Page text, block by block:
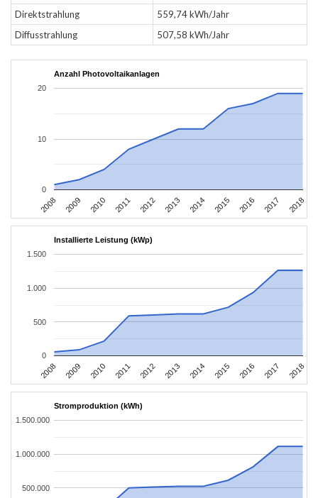
Direktstrahlung
559,74 kWh/Jahr
Diffusstrahlung
507,58 kWh/Jahr
Anzahl Photovoltaikanlagen
2008 2009 2010 2011 2012 2013 2014 2015 2016 2017 2018
0
10
20
Installierte Leistung (kWp)
2008 2009 2010 2011 2012 2013 2014 2015 2016 2017 2018
0
500
1.000
1.500
Stromproduktion (kWh)
500.000
1.000.000
1.500.000